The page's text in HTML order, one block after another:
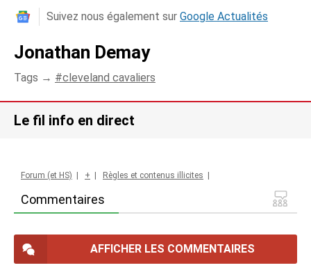
Suivez nous également sur Google Actualités
Jonathan Demay
Tags → cleveland cavaliers
Le fil info en direct
Commentaires
Forum (et HS) + Règles et contenus illicites
AFFICHER LES COMMENTAIRES